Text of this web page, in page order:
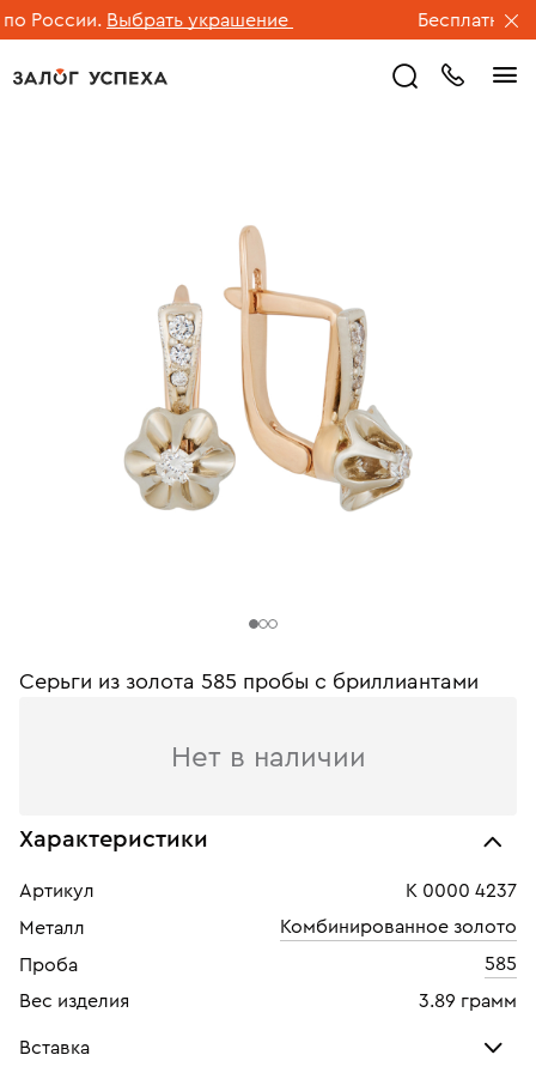
России. Выбрать украшение Бесплатная
Серьги из золота 585 пробы c бриллиантами
Нет в наличии
Характеристики
Артикул
К 0000 4237
Металл
Комбинированное золото
Проба
585
Вес изделия
3.89 грамм
Вставка